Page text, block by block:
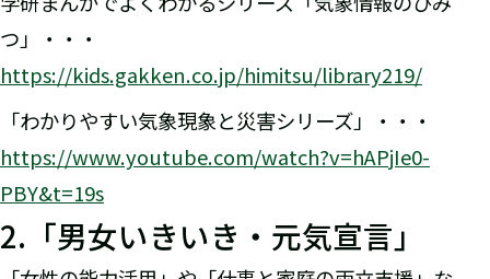
つ」・・・
https://kids.gakken.co.jp/himitsu/library219/
「わかりやすい気象現象と災害シリーズ」・・・
https://www.youtube.com/watch?v=hAPjIe0-
PBY&t=19s
2.「男女いきいき・元気宣言」